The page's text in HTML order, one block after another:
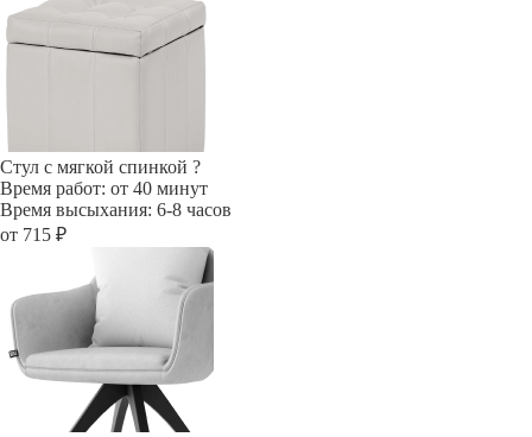
Стул с мягкой спинкой ?
Время работ: от 40 минут
Время высыхания: 6-8 часов
от 715 ₽